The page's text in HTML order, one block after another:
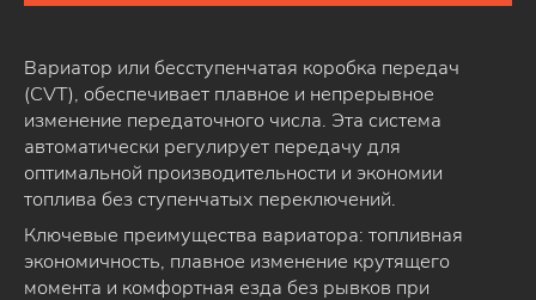
Вариатор или бесступенчатая коробка передач
(CVT), обеспечивает плавное и непрерывное
изменение передаточного числа. Эта система
автоматически регулирует передачу для
оптимальной производительности и экономии
топлива без ступенчатых переключений.
Ключевые преимущества вариатора: топливная
экономичность, плавное изменение крутящего
момента и комфортная езда без рывков при